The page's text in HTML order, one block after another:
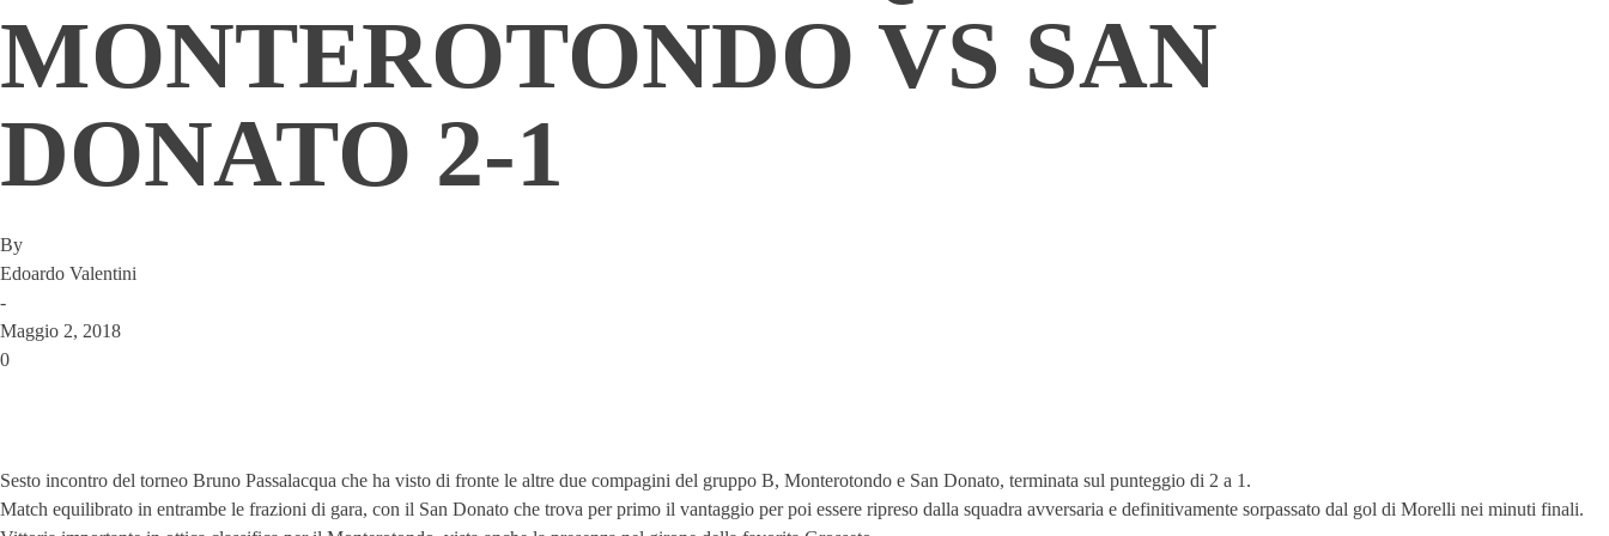
MONTEROTONDO VS SAN
DONATO 2-1
By
Edoardo Valentini
-
Maggio 2, 2018
0
Sesto incontro del torneo Bruno Passalacqua che ha visto di fronte le altre due compagini del gruppo B, Monterotondo e San Donato, terminata sul punteggio di 2 a 1.
Match equilibrato in entrambe le frazioni di gara, con il San Donato che trova per primo il vantaggio per poi essere ripreso dalla squadra avversaria e definitivamente sorpassato dal gol di Morelli nei minuti finali.